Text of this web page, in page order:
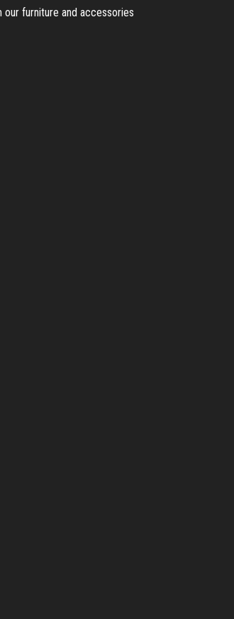
our furniture and accessories